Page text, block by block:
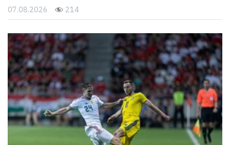
07.08.2026 214